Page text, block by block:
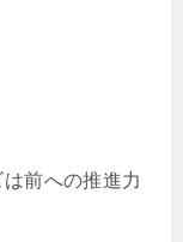
前への推進力